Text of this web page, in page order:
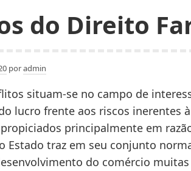
do Direito
poradmin
situam-se no campo de
lucro frente aos riscos inerentes
principalmente em
Estado traz em seu conjunto
do comércio muitas